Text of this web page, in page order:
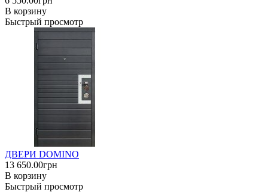
В корзину
Быстрый просмотр
ДВЕРИ DOMINO
13 650.00грн
В корзину
Быстрый просмотр